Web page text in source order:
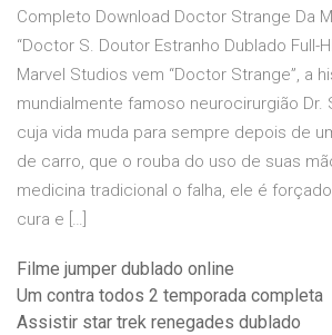
Completo Download Doctor Strange Da
“Doctor S. Doutor Estranho Dublado Full-
Marvel Studios vem “Doctor Strange”, a
mundialmente famoso neurocirurgião Dr.
cuja vida muda para sempre depois de
de carro, que o rouba do uso de suas
medicina tradicional o falha, ele é
cura e […]
Filme jumper dublado online
Um contra todos 2 temporada completa
Assistir star trek renegades dublado